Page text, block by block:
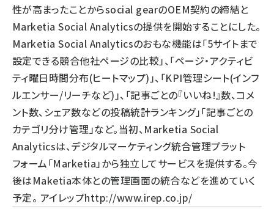
性が高まったことからsocial gearのOEM契約の締結と
Marketia Social Analyticsの提供を開始することにした。
Marketia Social Analyticsのおもな機能は「5サイトまで
設定できる競合他社ページの比較」、「ページ・アクティビ
ティ曜日時間分布(ヒートマップ)」、「KPI管理シート(インフ
ルエンサー/リーチなど)」、「記事ごとの『いいね!』数、コメ
ント数、シェア数などの投稿統計ランキング」「記事ごとの
カテゴリ分け管理」など。当初、Marketia Social
Analyticsは、デジタルマーケティング統合管理プラット
フォーム「Marketia」から独立してサービスを提供する。今
後はMaketia本体との管理画面の統合などを進めていく
予定。 アイレップhttp://www.irep.co.jp/